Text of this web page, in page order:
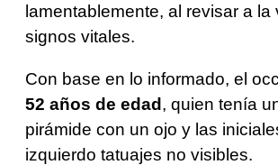
lamentablemente, al revisar a
signos vitales.
Con base en lo informado, el
52 años de edad , quien tenía
pirámide con un ojo y las
izquierdo tatuajes no visibles.